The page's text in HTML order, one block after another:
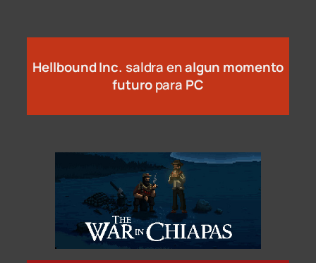
Hellbound Inc. saldra enalgun momento
futuropara PC